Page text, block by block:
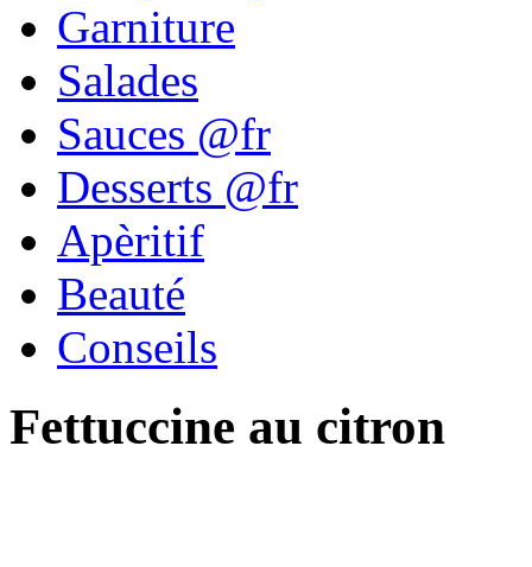
Garniture
Salades
Sauces @fr
Desserts @fr
Apèritif
Beauté
Conseils
Fettuccine au citron